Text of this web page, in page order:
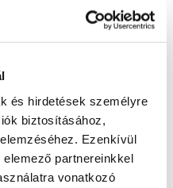
és hirdetések személyre
biztosításához,
Ezenkívül
partnereinkkel
vonatkozó
kapcsán
képviselő,
dokumentum(ok):